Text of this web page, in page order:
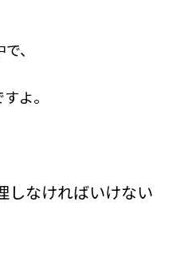
、
よ。
しなければいけない